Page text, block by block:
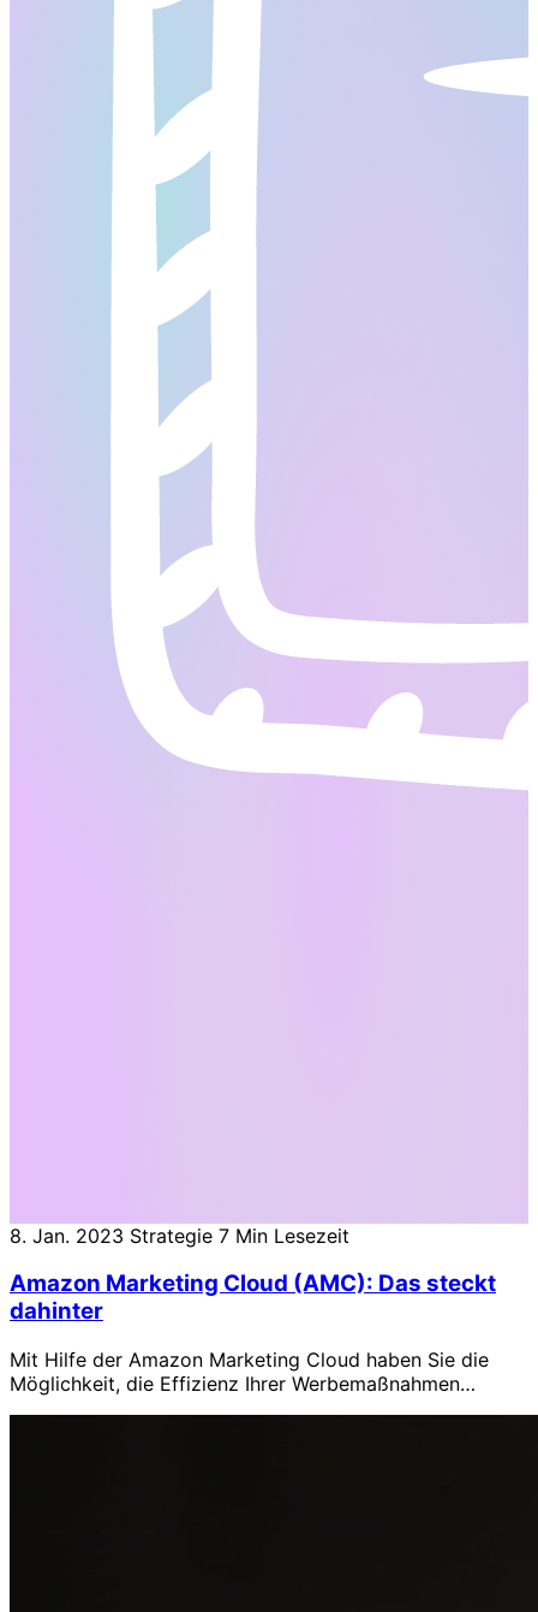
8. Jan. 2023 Strategie 7 Min Lesezeit
Amazon Marketing Cloud (AMC): Das steckt
dahinter
Mit Hilfe der Amazon Marketing Cloud haben Sie die
Möglichkeit, die Effizienz Ihrer Werbemaßnahmen